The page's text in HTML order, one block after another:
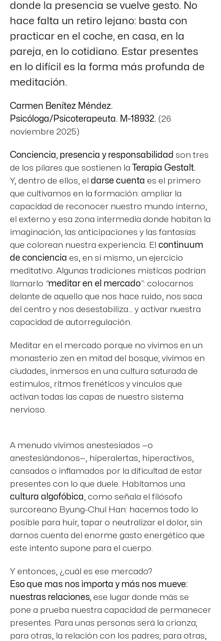
donde la presencia se vuelve gesto. No
hace falta un retiro lejano: basta con
practicar en el coche, en casa, en la
pareja, en lo cotidiano. Estar presentes
en lo difícil es la forma más profunda de
meditación.
Carmen Benítez Méndez.
Psicóloga/Psicoterapeuta. M-18932. (26
noviembre 2025)
Conciencia, presencia y responsabilidad son tres
de los pilares que sostienen la
Terapia Gestalt.
Y, dentro de ellos, el darse cuenta es el primero
que cultivamos en la formación: ampliar la
capacidad de reconocer nuestro mundo interno,
el externo y esa zona intermedia donde habitan la
imaginación, las anticipaciones y las fantasías
que colorean nuestra experiencia. El continuum
de conciencia es, en sí mismo, un ejercicio
meditativo. Algunas tradiciones místicas podrían
llamarlo “meditar en el mercado”: colocarnos
delante de aquello que nos hace ruido, nos saca
del centro y nos desestabiliza… y activar nuestra
capacidad de autorregulación.
Meditar en el mercado porque no vivimos en un
monasterio zen en mitad del bosque; vivimos en
ciudades, inmersos en una cultura saturada de
estímulos, ritmos frenéticos y vínculos que
activan todas las capas de nuestro sistema
nervioso.
A menudo vivimos anestesiados —o
anestesiándonos—, hiperalertas, hiperactivos,
cansados o inflamados por la dificultad de estar
presentes con lo que duele. Habitamos una
cultura algofóbica , como señala el filósofo
surcoreano Byung-Chul Han: hacemos todo lo
posible para huir, tapar o neutralizar el dolor, sin
darnos cuenta del enorme gasto energético que
este intento supone para el cuerpo.
Y entonces, ¿cuál es ese mercado?
Eso que mas nos importa y más nos mueve:
nuestras relaciones, ese lugar donde más se
pone a prueba nuestra capacidad de permanecer
presentes. Para unas personas será la crianza;
para otras, la relación con los padres; para otras,